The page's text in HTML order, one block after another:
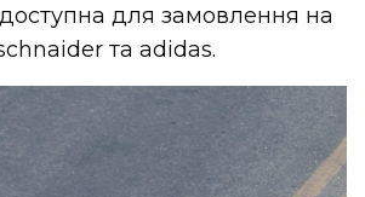
для замовлення на
та adidas.